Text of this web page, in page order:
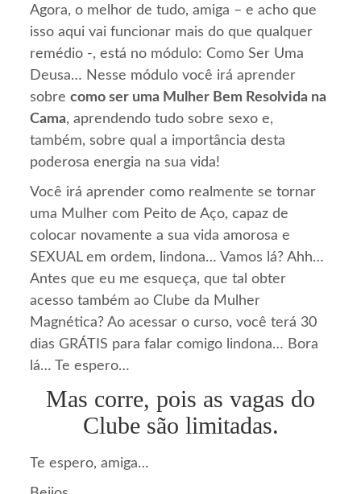
Agora, o melhor de tudo, amiga – e acho que
isso aqui vai funcionar mais do que qualquer
remédio -, está no módulo: Como Ser Uma
Deusa… Nesse módulo você irá aprender
sobrecomo ser uma Mulher Bem Resolvida na
Cama, aprendendo tudo sobre sexo e,
também, sobre qual a importância desta
poderosa energia na sua vida!
Você irá aprender como realmente se tornar
uma Mulher com Peito de Aço, capaz de
colocar novamente a sua vida amorosa e
SEXUAL em ordem, lindona… Vamos lá? Ahh…
Antes que eu me esqueça, que tal obter
acesso também ao Clube da Mulher
Magnética? Ao acessar o curso, você terá 30
dias GRÁTIS para falar comigo lindona… Bora
lá… Te espero…
Mas corre, pois as vagas do
Clube são limitadas.
Te espero, amiga…